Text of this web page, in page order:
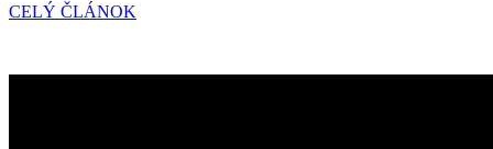
CELÝ ČLÁNOK